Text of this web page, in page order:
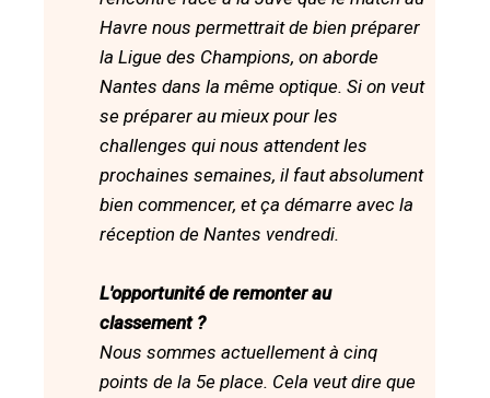
Havre nous permettrait de bien préparer
la Ligue des Champions, on aborde
Nantes dans la même optique. Si on veut
se préparer au mieux pour les
challenges qui nous attendent les
prochaines semaines, il faut absolument
bien commencer, et ça démarre avec la
réception de Nantes vendredi.
L'opportunité de remonter au
classement ?
Nous sommes actuellement à cinq
points de la 5e place. Cela veut dire que